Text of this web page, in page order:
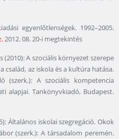
egyenlőtlenségek. 1992–2005.
2012. 08. 20-i megtekintés
(2010): A szociális környezet szerepe
család, az iskola és a kultúra hatása.
(szerk.): A szociális kompetencia
alapjai. Tankönyvkiadó, Budapest.
Általános iskolai szegregáció. Okok
(szerk.): A társadalom peremén.